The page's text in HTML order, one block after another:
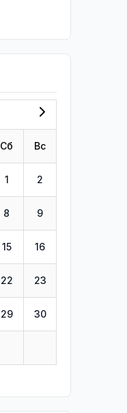
Сб Вс
1 2
8 9
15 16
22 23
29 30